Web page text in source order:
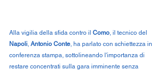
Alla vigilia della sfida contro il Como, il tecnico del
Napoli, Antonio Conte, ha parlato con schiettezza in
conferenza stampa, sottolineando l'importanza di
restare concentrati sulla gara imminente senza